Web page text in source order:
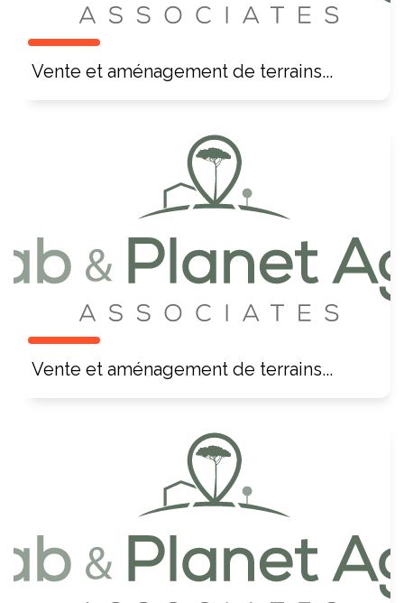
Vente et aménagement de terrains...
Vente et aménagement de terrains...